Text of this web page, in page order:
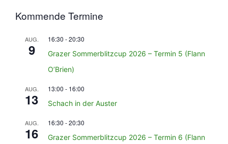
Kommende Termine
AUG.
9
16:30 -20:30
Grazer Sommerblitzcup 2026 – Termin 5 (Flann
O’Brien)
AUG.
13
13:00 - 16:00
Schach in der Auster
AUG.
16
16:30 -20:30
Grazer Sommerblitzcup 2026 – Termin 6 (Flann